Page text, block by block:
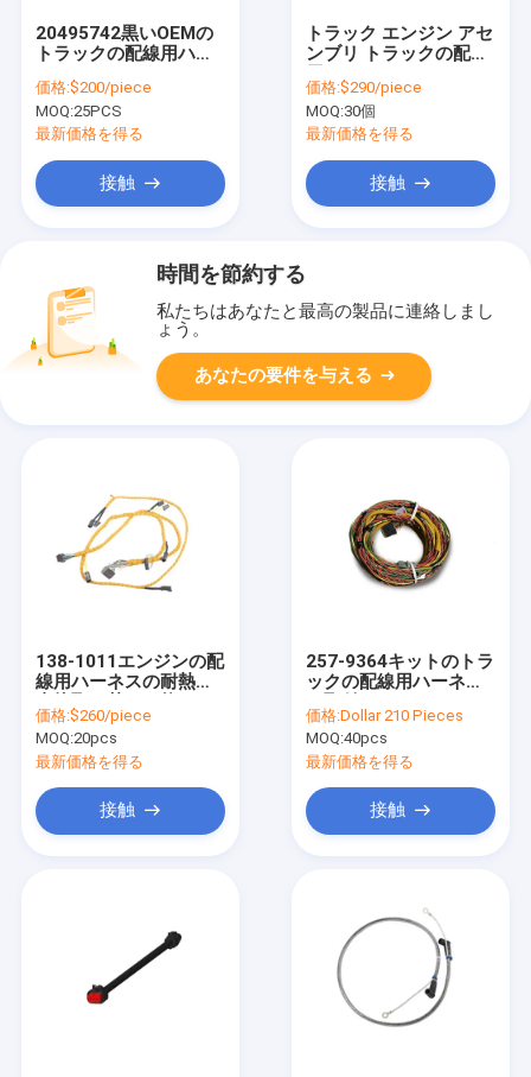
20495742黒いOEMの
トラックの配線用ハー
価格:$200/piece
MOQ:25PCS
最新価格を得る
接触
トラック エンジン アセ
ンブリ トラックの配線
価格:$290/piece
MOQ:30個
最新価格を得る
接触
時間を節約する
私たちはあなたと最高の製品に連絡しまし
ょう。
あなたの要件を与える
138-1011エンジンの配
線用ハーネスの耐熱性
ラックの配線用ハーネ
ス
価格:$260/piece
MOQ:20pcs
最新価格を得る
接触
257-9364キットのトラ
ックの配線用ハーネス
めの優れた付属品
価格:Dollar 210 Pieces
MOQ:40pcs
最新価格を得る
接触